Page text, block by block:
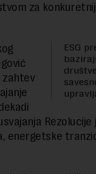
za
ESG
zahtev
energetske